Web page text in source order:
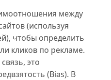
между
(используя
чтобы определить
кликов по рекламе.
это
(Bias). В